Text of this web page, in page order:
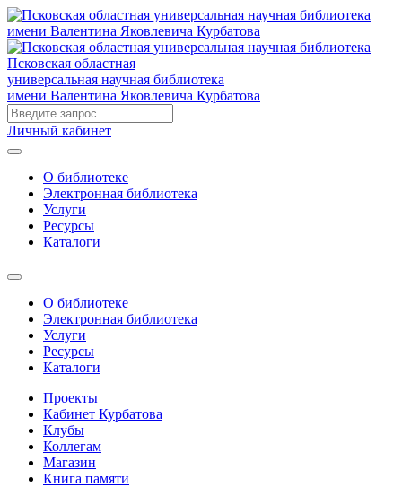
Псковская областная
универсальная научная библиотека
имени Валентина Яковлевича Курбатова
Личный кабинет
О библиотеке
Электронная библиотека
Услуги
Ресурсы
Каталоги
О библиотеке
Электронная библиотека
Услуги
Ресурсы
Каталоги
Проекты
Кабинет Курбатова
Клубы
Коллегам
Магазин
Книга памяти